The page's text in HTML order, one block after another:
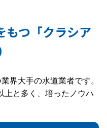
もつ「クラシア
界大手の水道業者です。
上と多く、培ったノウハ